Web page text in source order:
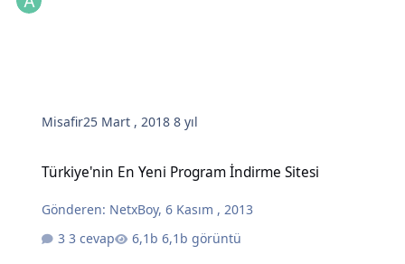
Misafir25 Mart , 20188 yıl
Türkiye'nin En Yeni Program İndirme Sitesi
Gönderen: NetxBoy,6 Kasım , 2013
3 cevap
6,1b görüntü